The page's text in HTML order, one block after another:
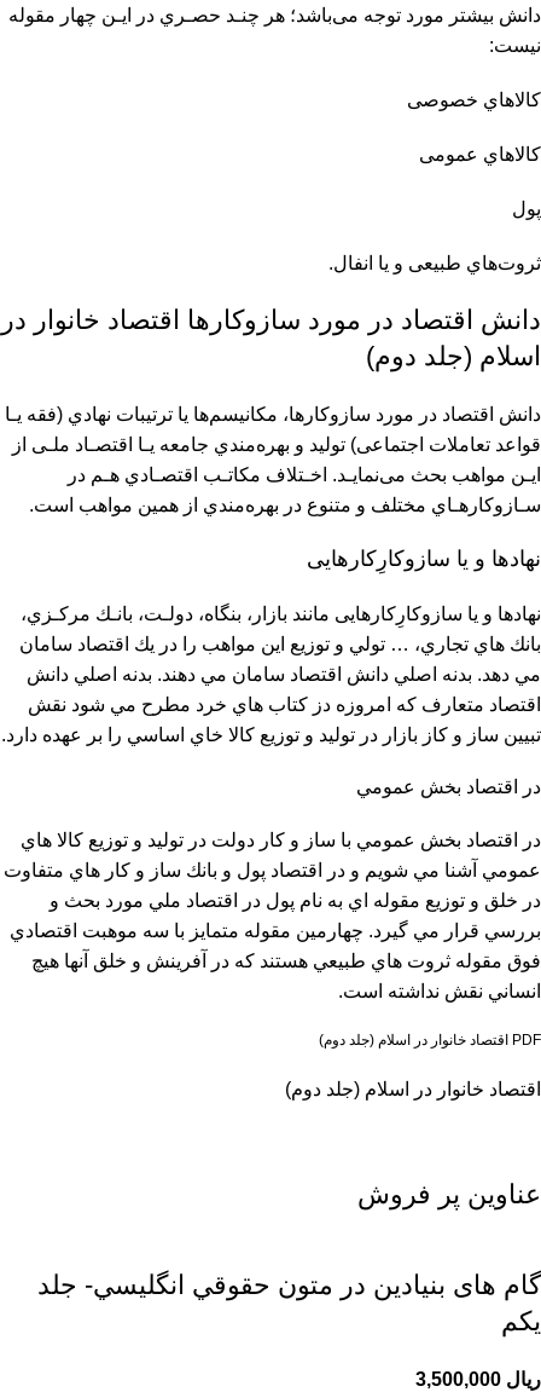
داﻧﺶ ﺑﻴﺸﺘﺮ ﻣﻮرد ﺗﻮﺟﻪ ﻣﻰﺑﺎﺷﺪ؛ ﻫﺮ ﭼﻨـﺪ ﺣﺼـﺮي در اﻳـﻦ ﭼﻬﺎر ﻣﻘﻮﻟﻪ
ﻧﻴﺴﺖ:
ﻛﺎﻻﻫﺎي ﺧﺼﻮﺻﻰ
ﻛﺎﻻﻫﺎي ﻋﻤﻮﻣﻰ
ﭘﻮل
ﺛﺮوتﻫﺎي ﻃﺒﻴﻌﻰ و ﻳﺎ اﻧﻔﺎل.
داﻧﺶ اﻗﺘﺼﺎد در ﻣﻮرد ﺳﺎزوﻛﺎرﻫﺎ اقتصاد خانوار در
اسلام (جلد دوم)
داﻧﺶ اﻗﺘﺼﺎد در ﻣﻮرد ﺳﺎزوﻛﺎرﻫﺎ، ﻣﻜﺎﻧﻴﺴﻢﻫﺎ ﻳﺎ ﺗﺮﺗﻴﺒﺎت ﻧﻬﺎدي (ﻓﻘﻪ ﻳـﺎ
ﻗﻮاﻋﺪ ﺗﻌﺎﻣﻼت اﺟﺘﻤﺎﻋﻰ) ﺗﻮﻟﻴﺪ و ﺑﻬﺮهﻣﻨﺪي ﺟﺎﻣﻌﻪ ﻳـﺎ اﻗﺘﺼـﺎد ﻣﻠـﻰ از
اﻳـﻦ ﻣﻮاﻫﺐ ﺑﺤﺚ ﻣﻰﻧﻤﺎﻳـﺪ. اﺧـﺘﻼف ﻣﻜﺎﺗـﺐ اﻗﺘﺼـﺎدي ﻫـﻢ در
ﺳـﺎزوﻛﺎرﻫـﺎي ﻣﺨﺘﻠﻒ و ﻣﺘﻨﻮع در ﺑﻬﺮهﻣﻨﺪي از ﻫﻤﻴﻦ ﻣﻮاﻫﺐ اﺳﺖ.
ﻧﻬﺎدﻫﺎ و ﻳﺎ ﺳﺎزوﻛﺎرِﻛﺎرﻫﺎﻳﻰ
ﻧﻬﺎدﻫﺎ و ﻳﺎ ﺳﺎزوﻛﺎرِﻛﺎرﻫﺎﻳﻰ ﻣﺎﻧﻨﺪ ﺑﺎزار، ﺑﻨﮕﺎه، دوﻟـﺖ، ﺑﺎﻧـﻚ ﻣﺮﻛـﺰي،
بانك هاي تجاري، … تولي و توزيع اين مواهب را در يك اقتصاد سامان
مي دهد. بدنه اصلي دانش اقتصاد سامان مي دهند. بدنه اصلي دانش
اقتصاد متعارف كه امروزه دز كتاب هاي خرد مطرح مي شود نقش
تبيين ساز و كاز بازار در توليد و توزيع كالا خاي اساسي را بر عهده دارد.
در اقتصاد بخش عمومي
در اقتصاد بخش عمومي با ساز و كار دولت در توليد و توزيع كالا هاي
عمومي آشنا مي شويم و در اقتصاد پول و بانك ساز و كار هاي متفاوت
در خلق و توزيع مقوله اي به نام پول در اقتصاد ملي مورد بحث و
بررسي قرار مي گيرد. چهارمين مقوله متمايز با سه موهبت اقتصادي
فوق مقوله ثروت هاي طبيعي هستند كه در آفرينش و خلق آنها هيچ
انساني نقش نداشته است.
PDF اقتصاد خانوار در اسلام (جلد دوم)
اقتصاد خانوار در اسلام (جلد دوم)
عناوین پر فروش
گام های بنیادین در متون حقوقي انگليسي- جلد
يكم
ریال